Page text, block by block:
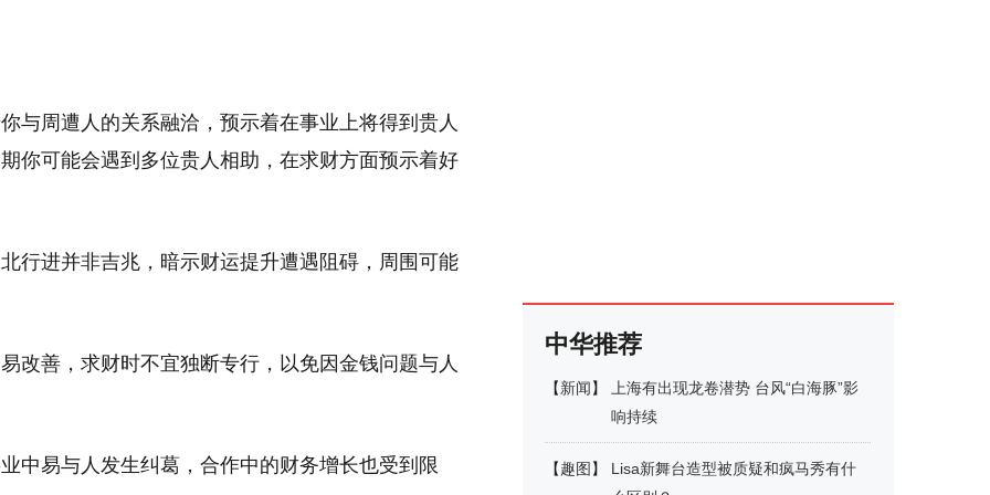
与周遭人的关系融洽，预示着在事业上将得到贵人
你可能会遇到多位贵人相助，在求财方面预示着好
行进并非吉兆，暗示财运提升遭遇阻碍，周围可能
改善，求财时不宜独断专行，以免因金钱问题与人
中易与人发生纠葛，合作中的财务增长也受到限
中华推荐
【新闻】
上海有出现龙卷潜势 台风“白海豚”影
响持续
【趣图 】
Lisa新舞台造型被质疑和疯马秀有什